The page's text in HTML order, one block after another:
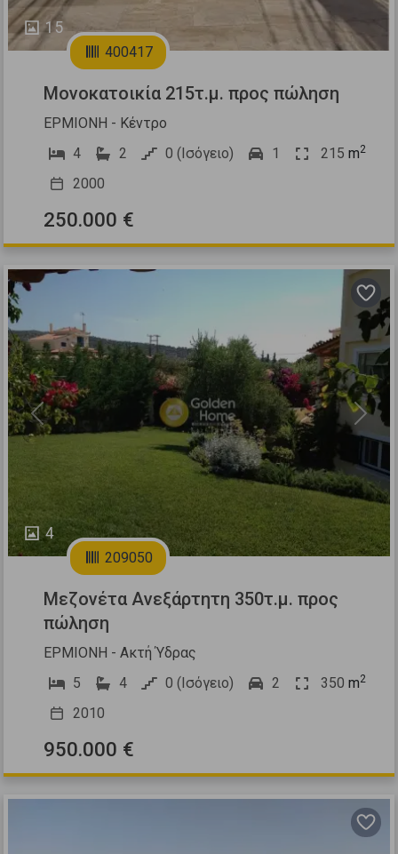
15
400417
Μονοκατοικία 215τ.μ. προς πώληση
ΕΡΜΙΟΝΗ - Κέντρο
4
2 0 (Ισόγειο) 1 215 m2
2000
250.000 €
4
Previous Next
209050
Μεζονέτα Ανεξάρτητη 350τ.μ. προς
πώληση
ΕΡΜΙΟΝΗ - Ακτή Ύδρας
5
4 0 (Ισόγειο) 2 350 m2
2010
950.000 €